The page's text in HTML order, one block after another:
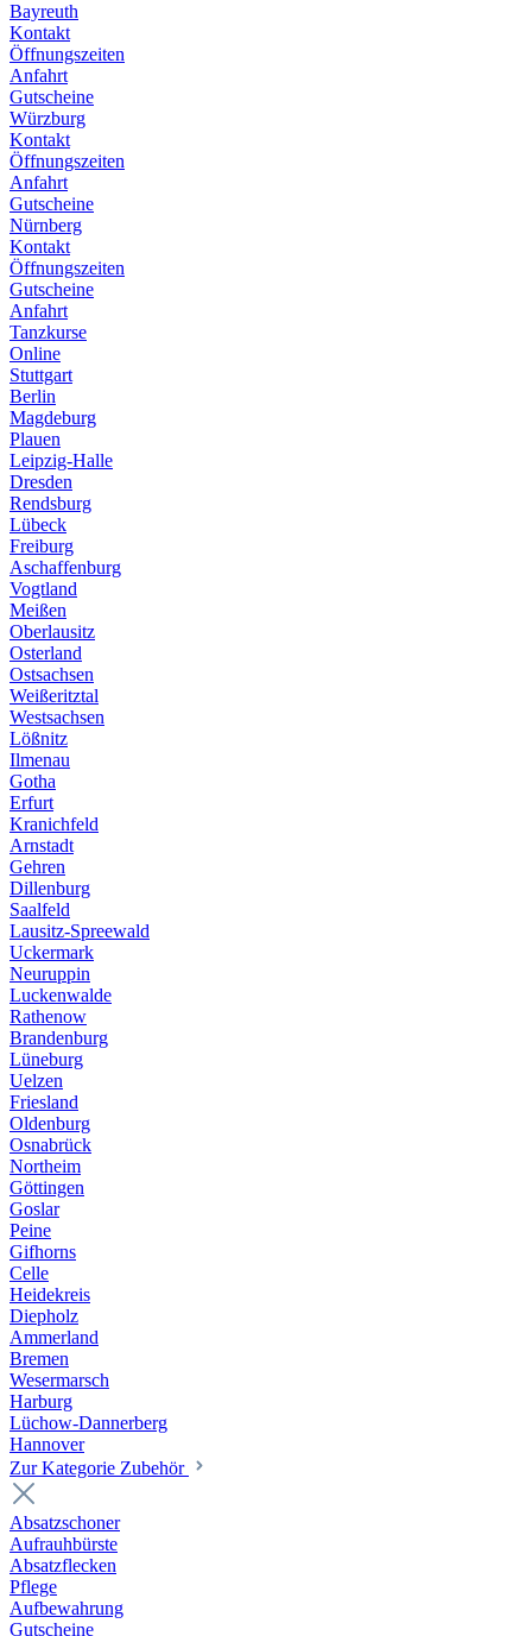
Bayreuth
Kontakt
Öffnungszeiten
Anfahrt
Gutscheine
Würzburg
Kontakt
Öffnungszeiten
Anfahrt
Gutscheine
Nürnberg
Kontakt
Öffnungszeiten
Gutscheine
Anfahrt
Tanzkurse
Online
Stuttgart
Berlin
Magdeburg
Plauen
Leipzig-Halle
Dresden
Rendsburg
Lübeck
Freiburg
Aschaffenburg
Vogtland
Meißen
Oberlausitz
Osterland
Ostsachsen
Weißeritztal
Westsachsen
Lößnitz
Ilmenau
Gotha
Erfurt
Kranichfeld
Arnstadt
Gehren
Dillenburg
Saalfeld
Lausitz-Spreewald
Uckermark
Neuruppin
Luckenwalde
Rathenow
Brandenburg
Lüneburg
Uelzen
Friesland
Oldenburg
Osnabrück
Northeim
Göttingen
Goslar
Peine
Gifhorns
Celle
Heidekreis
Diepholz
Ammerland
Bremen
Wesermarsch
Harburg
Lüchow-Dannerberg
Hannover
Zur Kategorie Zubehör
Absatzschoner
Aufrauhbürste
Absatzflecken
Pflege
Aufbewahrung
Gutscheine